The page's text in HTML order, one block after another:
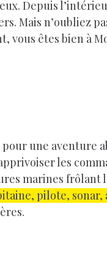
Depuis
Mais n’oubliez
êtes bien à
une aventure
les
marines frôlant
pilote,